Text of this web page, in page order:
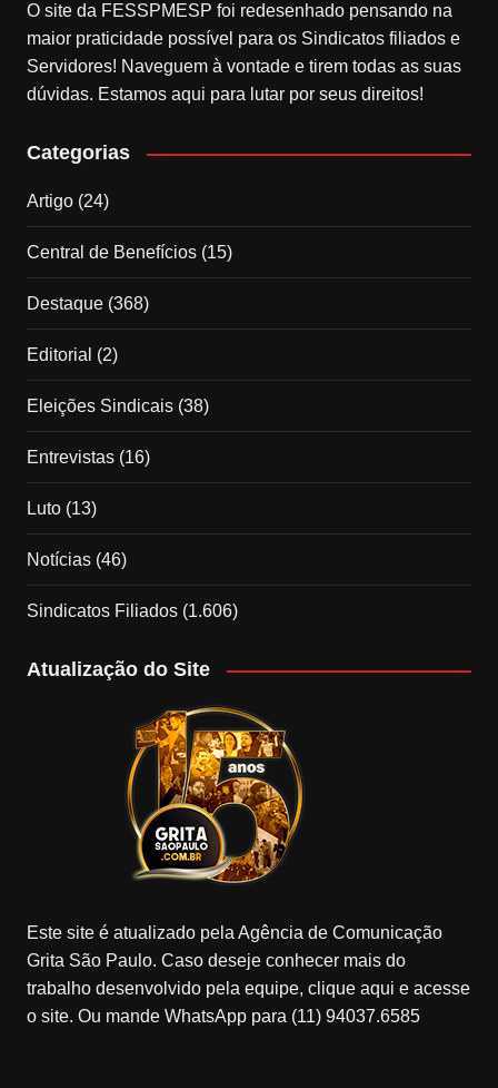
O site da FESSPMESP foi redesenhado pensando na
maior praticidade possível para os Sindicatos filiados e
Servidores! Naveguem à vontade e tirem todas as suas
dúvidas. Estamos aqui para lutar por seus direitos!
Categorias
Artigo(24)
Central de Benefícios(15)
Destaque(368)
Editorial (2)
Eleições Sindicais(38)
Entrevistas(16)
Luto(13)
Notícias(46)
Sindicatos Filiados(1.606)
Atualização do Site
Este site é atualizado pela Agência de Comunicação
Grita São Paulo. Caso deseje conhecer mais do
trabalho desenvolvido pela equipe, clique aqui e acesse
o site. Ou mande WhatsApp para (11) 94037.6585